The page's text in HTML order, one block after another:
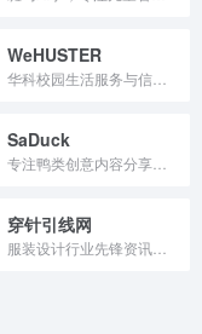
WeHUSTER
SaDuck
穿针引线网